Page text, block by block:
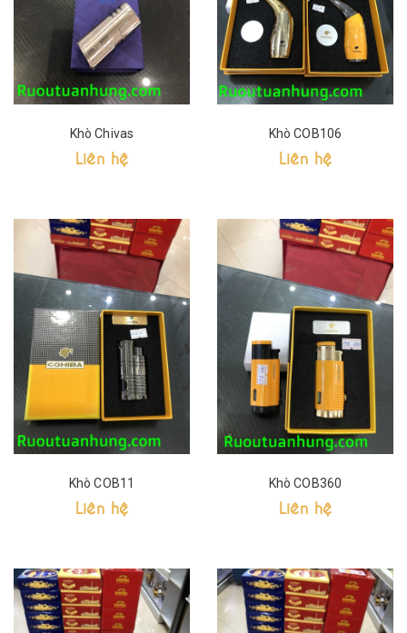
Khò Chivas
Liên hệ
Khò COB106
Liên hệ
Khò COB11
Liên hệ
Khò COB360
Liên hệ